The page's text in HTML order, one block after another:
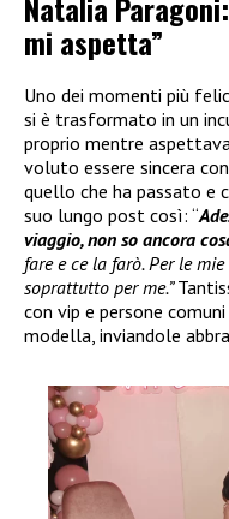
Natalia
mi aspetta”
Uno dei momenti più
si è trasformato in un
proprio mentre
voluto essere sincera
quello che ha passato e
suo lungo post così: “
viaggio, non so ancora
fare e ce la farò. Per le
soprattutto per me.”
con vip e persone
modella, inviandole